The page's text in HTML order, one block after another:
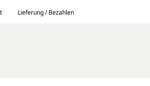
Lieferung / Bezahlen